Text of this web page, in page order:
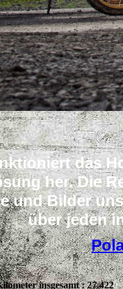
das
her. Die
und Bilder
über jeden
insgesamt : 27.422